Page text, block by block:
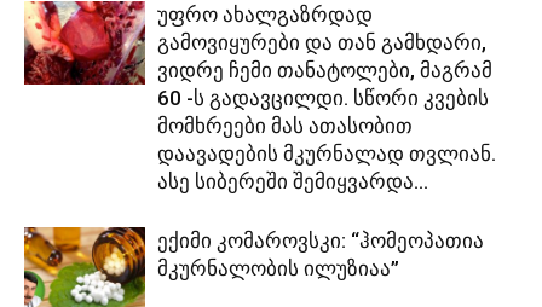
უფრო ახალგაზრდად
გამოვიყურები და თან გამხდარი,
ვიდრე ჩემი თანატოლები, მაგრამ
60 -ს გადავცილდი. სწორი კვების
მომხრეები მას ათასობით
დაავადების მკურნალად თვლიან.
ასე სიბერეში შემიყვარდა...
ექიმი კომაროვსკი: “ჰომეოპათია
მკურნალობის ილუზიაა”